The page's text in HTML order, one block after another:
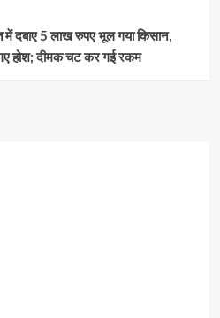
5 लाख रुपए भूल गया किसान,
होश; दीमक चट कर गई रकम